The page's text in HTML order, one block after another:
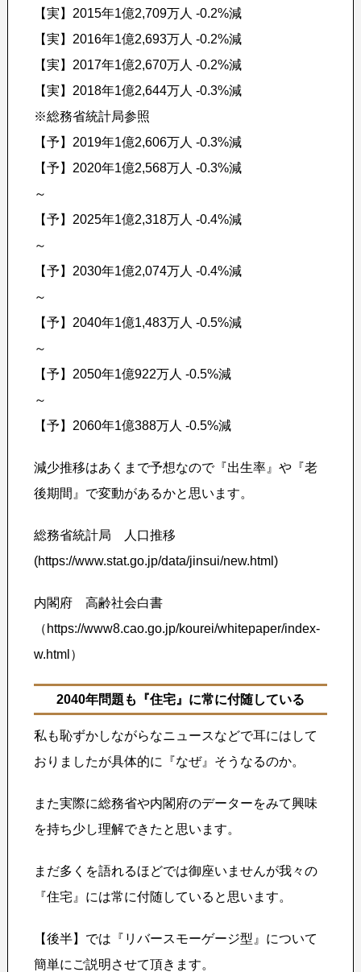
【実】2015年1億2,709万人 -0.2%減
【実】2016年1億2,693万人 -0.2%減
【実】2017年1億2,670万人 -0.2%減
【実】2018年1億2,644万人 -0.3%減
※総務省統計局参照
【予】2019年1億2,606万人 -0.3%減
【予】2020年1億2,568万人 -0.3%減
～
【予】2025年1億2,318万人 -0.4%減
～
【予】2030年1億2,074万人 -0.4%減
～
【予】2040年1億1,483万人 -0.5%減
～
【予】2050年1億922万人 -0.5%減
～
【予】2060年1億388万人 -0.5%減
減少推移はあくまで予想なので『出生率』や『老
後期間』で変動があるかと思います。
総務省統計局 人口推移
(https://www.stat.go.jp/data/jinsui/new.html)
内閣府 高齢社会白書
（https://www8.cao.go.jp/kourei/whitepaper/index-
w.html）
2040年問題も『住宅』に常に付随している
私も恥ずかしながらなニュースなどで耳にはして
おりましたが具体的に『なぜ』そうなるのか。
また実際に総務省や内閣府のデーターをみて興味
を持ち少し理解できたと思います。
まだ多くを語れるほどでは御座いませんが我々の
『住宅』には常に付随していると思います。
【後半】では『リバースモーゲージ型』について
簡単にご説明させて頂きます。